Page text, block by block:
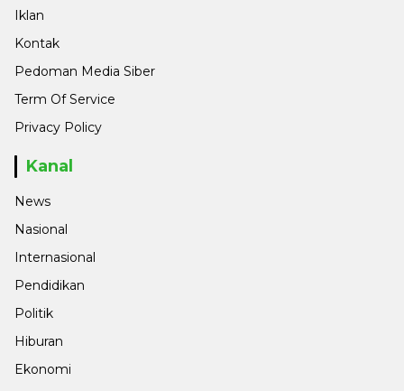
Iklan
Kontak
Pedoman Media Siber
Term Of Service
Privacy Policy
Kanal
News
Nasional
Internasional
Pendidikan
Politik
Hiburan
Ekonomi